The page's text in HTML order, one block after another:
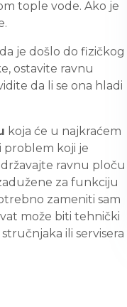
tople vode. Ako je
je došlo do fizičkog
ostavite ravnu
da li se ona hladi
koja će u najkraćem
problem koji je
ravnu ploču
za funkciju
zameniti sam
može biti tehnički
ili servisera